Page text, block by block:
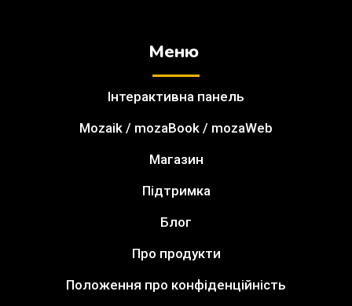
Меню
Інтерактивна панель
Mozaik / mozaBook / mozaWeb
Магазин
Підтримка
Блог
Про продукти
Положення про конфіденційність